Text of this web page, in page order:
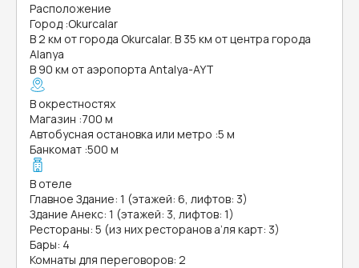
Расположение
Город :Okurcalar
В 2 км от города Okurcalar. В 35 км от центра города
Alanya
В 90 км от аэропорта Antalya-AYT
В окрестностях
Магазин :700 м
Автобусная остановка или метро :5 м
Банкомат :500 м
В отеле
Главное Здание: 1 (этажей: 6, лифтов: 3)
Здание Анекс: 1 (этажей: 3, лифтов: 1)
Рестораны: 5 (из них ресторанов а’ля карт: 3)
Бары: 4
Комнаты для переговоров: 2